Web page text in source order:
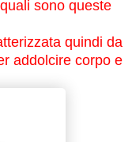
sono queste
quindi da
addolcire corpo e